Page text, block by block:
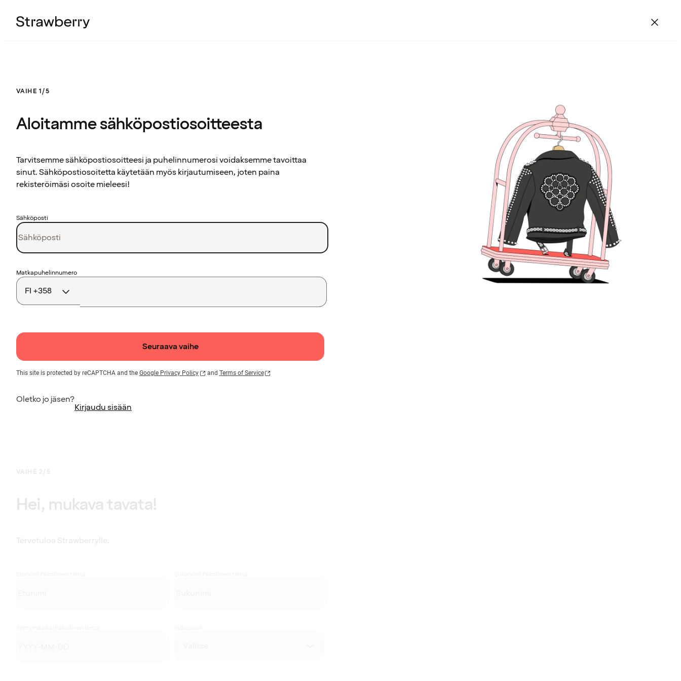
VAIHE 1/5
Aloitamme sähköpostiosoitteesta
Tarvitsemme sähköpostiosoitteesi ja puhelinnumerosi voidaksemme tavoittaa
sinut. Sähköpostiosoitetta käytetään myös kirjautumiseen, joten paina
rekisteröimäsi osoite mieleesi!
Sähköposti
Maakoodi
Matkapuhelinnumero
Seuraava vaihe
This site is protected by reCAPTCHA and the Google Privacy Policy and Terms of Service
Oletko jo jäsen?
Kirjaudu sisään
VAIHE 2/5
Hei, mukava tavata!
Tervetuloa Strawberrylle.